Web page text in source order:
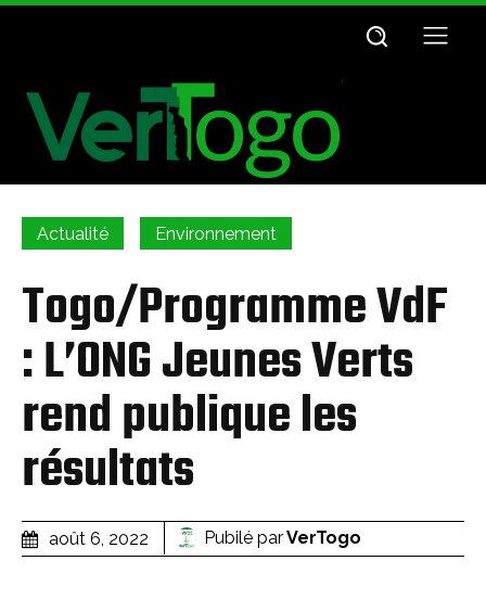
Actualité Environnement
Togo/Programme VdF
: L’ONG Jeunes Verts
rend publique les
résultats
août 6, 2022 Pubilé parVerTogo